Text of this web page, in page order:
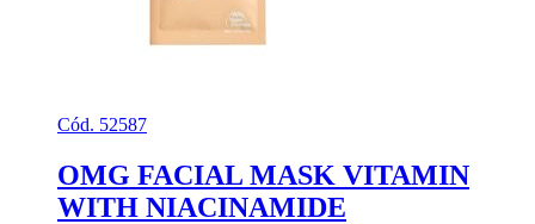
Cód. 52587
OMG FACIAL MASK VITAMIN
WITH NIACINAMIDE